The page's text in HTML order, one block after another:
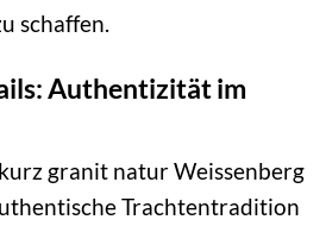
schaffen.
Authentizität im
granit natur Weissenberg
Trachtentradition